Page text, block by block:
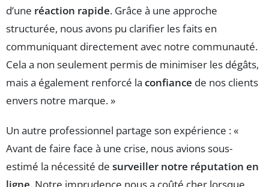
d’une réaction rapide. Grâce à une approche
structurée, nous avons pu clarifier les faits en
communiquant directement avec notre communauté.
Cela a non seulement permis de minimiser les dégâts,
mais a également renforcé la confiance de nos clients
envers notre marque. »
Un autre professionnel partage son expérience : «
Avant de faire face à une crise, nous avions sous-
estimé la nécessité de surveiller notre réputation en